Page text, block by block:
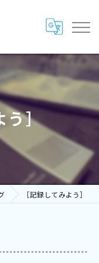
う］
［記録してみよう］